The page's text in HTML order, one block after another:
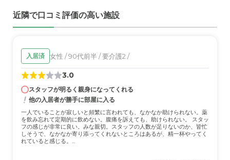
近隣で口コミ評価の高い施設
入居済 女性 / 90代前半 / 要介護2 /
3.0
スタッフが明るく親身になってくれる
他の入居者が勝手に部屋に入る
一人でいることが寂しいと頻繁に言われても、なかなか助けられない。薬
を飲み忘れて定期的に飲めない。腹痛を訴えても、助けられない。 スタッ
フの感じが非常に良い。みな親切。スタッフの人数が足りないのか、皆忙
しそうで、なかなか寄り添ってくれないところはあるが、精一杯やってく
れていると感じる。...